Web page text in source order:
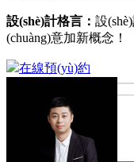
設(shè)計格言： 設(shè)
(chuàng)意加新概念！
在線預(yù)約